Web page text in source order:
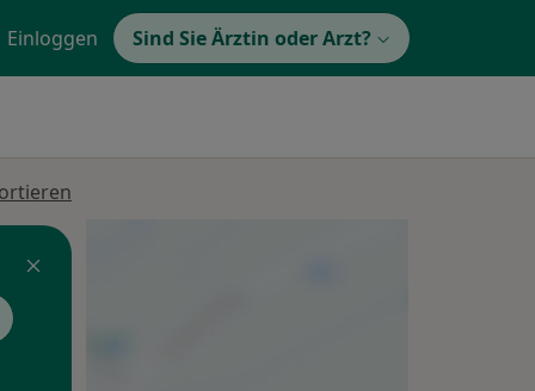
Einloggen Sind Sie Ärztin oder Arzt?